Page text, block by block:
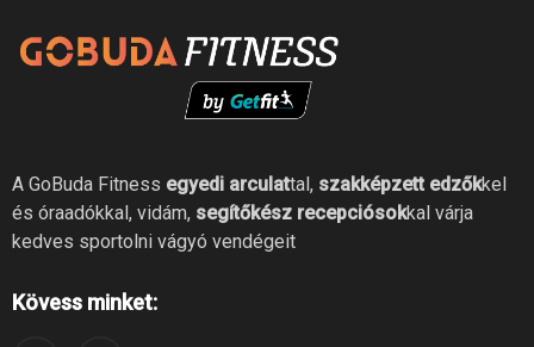
A GoBuda Fitness egyedi arculattal, szakképzett edzőkkel
és óraadókkal, vidám, segítőkész recepciósokkal várja
kedves sportolni vágyó vendégeit
Kövess minket: